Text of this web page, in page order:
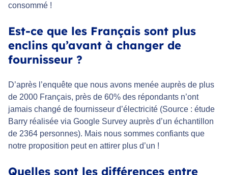
consommé !
Est-ce que les Français sont plus
enclins qu’avant à changer de
fournisseur ?
D’après l’enquête que nous avons menée auprès de plus
de 2000 Français, près de 60% des répondants n’ont
jamais changé de fournisseur d’électricité (Source : étude
Barry réalisée via Google Survey auprès d’un échantillon
de 2364 personnes). Mais nous sommes confiants que
notre proposition peut en attirer plus d’un !
Quelles sont les différences entre